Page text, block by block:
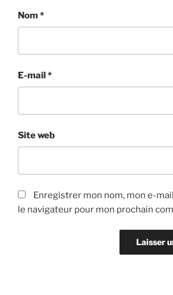
Nom*
E-mail*
Site web
Enregistrer mon nom, mon e-
le navigateur pour mon prochain